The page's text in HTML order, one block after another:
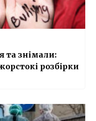
та знімали:
розбірки